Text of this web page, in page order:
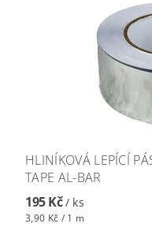
HLINÍKOVÁ LEPÍCÍ
TAPE AL-BAR
195 Kč/ ks
3,90 Kč / 1 m